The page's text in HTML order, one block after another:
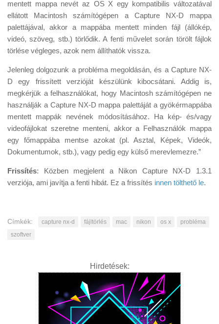
mentett mappa nevét az OS X egy kompatibilis változatával
ellátott Macintosh számítógépen a Capture NX-D mappa
palettájával, akkor a mappába mentett minden fájl (állókép,
videó, szöveg, stb.) törlődik. A fenti művelet során törölt fájlok
törlése végleges, azok nem állíthatók vissza.
Jelenleg dolgozunk a probléma megoldásán, és a Capture NX-
D egy frissített verzióját készülünk kibocsátani. Addig is,
megkérjük a felhasználókat, hogy Macintosh számítógépen ne
használják a Capture NX-D mappa palettáját a gyökérmappába
mentett mappák nevének módosításához. Ha kép- és/vagy
videofájlokat szeretne menteni, akkor a Felhasználók mappa
egy főmappába mentse azokat (pl. Asztal, Képek, Videók,
Dokumentumok, stb.), vagy pedig egy külső merevlemezre.”
Frissítés: Közben megjelent a Nikon Capture NX-D 1.3.1
verziója, ami javítja a fenti hibát. Ez a frissítés innen tölthető le.
Címkék: capture nx-d fájltörlés mac nikon os x
probléma
szoftver
Hirdetések: